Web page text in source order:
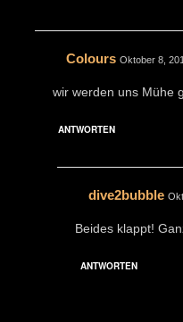
Colours Oktober 8,
wir werden uns Mühe
ANTWORTEN
dive2bubble
Beides klappt!
ANTWORTEN